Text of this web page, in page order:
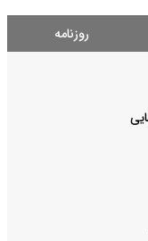
روزنامه